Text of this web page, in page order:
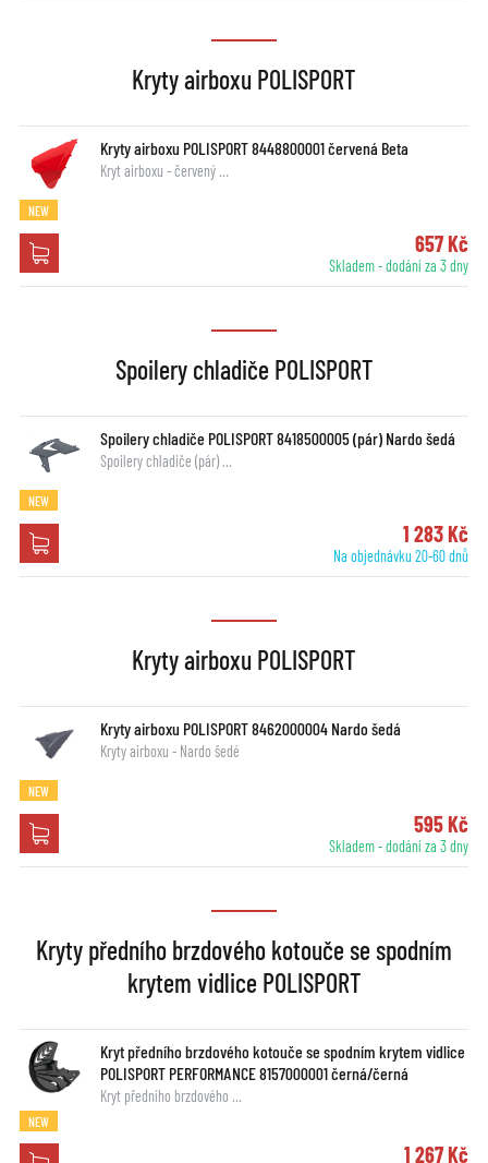
Kryty airboxu POLISPORT
Kryty airboxu POLISPORT 8448800001 červená Beta
Kryt airboxu - červený …
NEW
657 Kč
Skladem - dodání za 3 dny
Spoilery chladiče POLISPORT
Spoilery chladiče POLISPORT 8418500005 (pár) Nardo šedá
Spoilery chladiče (pár) …
NEW
1 283 Kč
Na objednávku 20-60 dnů
Kryty airboxu POLISPORT
Kryty airboxu POLISPORT 8462000004 Nardo šedá
Kryty airboxu - Nardo šedé
NEW
595 Kč
Skladem - dodání za 3 dny
Kryty předního brzdového kotouče se spodním
krytem vidlice POLISPORT
Kryt předního brzdového kotouče se spodním krytem vidlice
POLISPORT PERFORMANCE 8157000001 černá/černá
Kryt předního brzdového …
NEW
1 267 Kč